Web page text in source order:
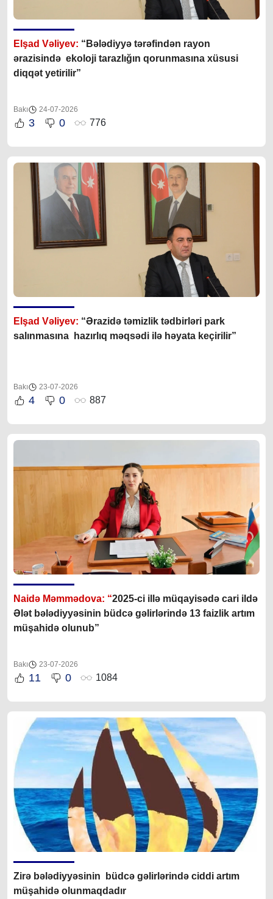
Elşad Vəliyev: “Bələdiyyə tərəfindən rayon
ərazisində ekoloji tarazlığın qorunmasına xüsusi
diqqət yetirilir”
Bakı 24-07-2026
3 0 776
Elşad Vəliyev: “Ərazidə təmizlik tədbirləri park
salınmasına hazırlıq məqsədi ilə həyata keçirilir”
Bakı 23-07-2026
4 0 887
Naidə Məmmədova: “2025-ci illə müqayisədə cari ildə
Ələt bələdiyyəsinin büdcə gəlirlərində 13 faizlik artım
müşahidə olunub”
Bakı 23-07-2026
11 0 1084
Zirə bələdiyyəsinin büdcə gəlirlərində ciddi artım
müşahidə olunmaqdadır